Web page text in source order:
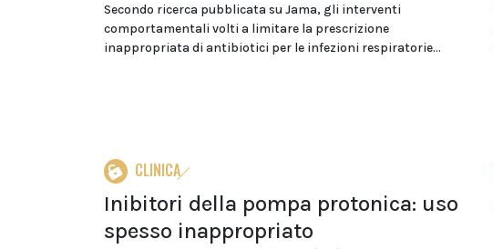
Secondo ricerca pubblicata su Jama, gli interventi
comportamentali volti a limitare la prescrizione
inappropriata di antibiotici per le infezioni respiratorie...
CLINICA
Inibitori della pompa protonica: uso
spesso inappropriato